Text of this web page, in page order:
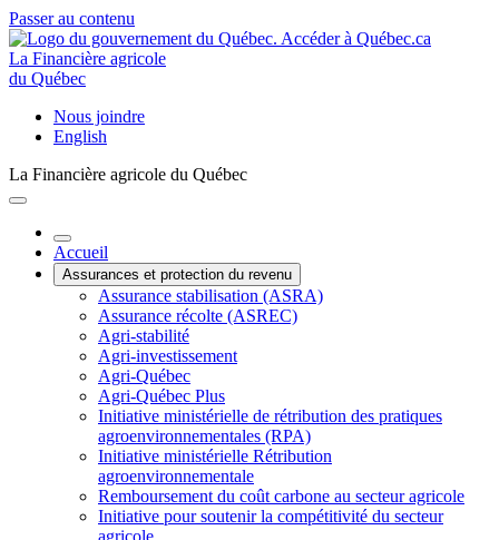
Passer au contenu
La Financière agricole
du Québec
Nous joindre
English
La Financière agricole du Québec
Accueil
Assurances et protection du revenu
Assurance stabilisation (ASRA)
Assurance récolte (ASREC)
Agri-stabilité
Agri-investissement
Agri-Québec
Agri-Québec Plus
Initiative ministérielle de rétribution des pratiques
agroenvironnementales (RPA)
Initiative ministérielle Rétribution
agroenvironnementale
Remboursement du coût carbone au secteur agricole
Initiative pour soutenir la compétitivité du secteur
agricole